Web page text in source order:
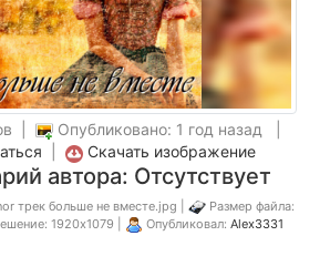
|
Опубликовано: 1 год назад |
Скачать изображение
автора: Отсутствует
трек больше не вместе.jpg |
Размер файла:
1920x1079 | Опубликовал: Alex3331